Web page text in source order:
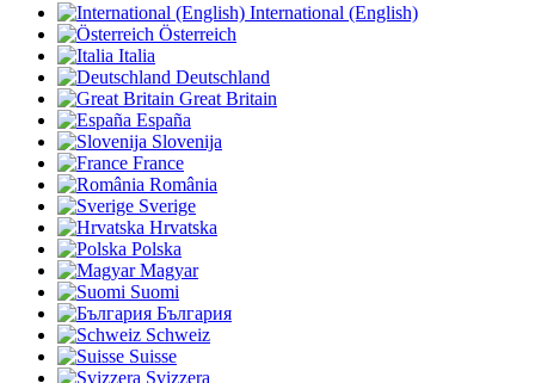
International (English)
Österreich
Italia
Deutschland
Great Britain
España
Slovenija
France
România
Sverige
Hrvatska
Polska
Magyar
Suomi
България
Schweiz
Suisse
Svizzera